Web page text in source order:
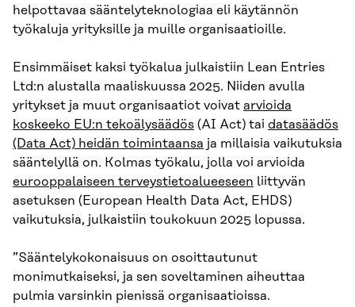
helpottavaa sääntelyteknologiaa eli käytännön
työkaluja yrityksille ja muille organisaatioille.
Ensimmäiset kaksi työkalua julkaistiin Lean Entries
Ltd:n alustalla maaliskuussa 2025. Niiden avulla
yritykset ja muut organisaatiot voivat arvioida
koskeeko EU:n tekoälysäädös (AI Act) tai datasäädös
(Data Act) heidän toimintaansa ja millaisia vaikutuksia
sääntelyllä on. Kolmas työkalu, jolla voi arvioida
eurooppalaiseen terveystietoalueeseen liittyvän
asetuksen (European Health Data Act, EHDS)
vaikutuksia, julkaistiin toukokuun 2025 lopussa.
”Sääntelykokonaisuus on osoittautunut
monimutkaiseksi, ja sen soveltaminen aiheuttaa
pulmia varsinkin pienissä organisaatioissa.